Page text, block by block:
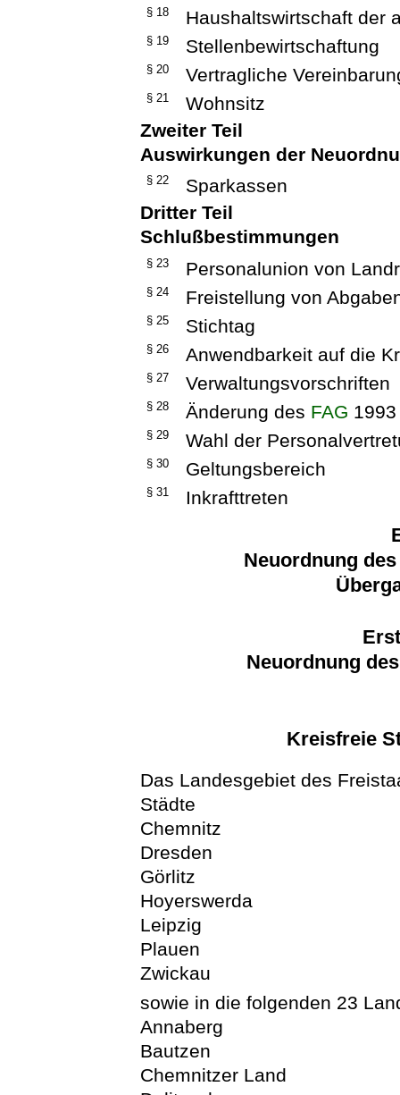
§ 18 Haushaltswirtschaft der
§ 19 Stellenbewirtschaftung
§ 20 Vertragliche
§ 21
Wohnsitz
Zweiter Teil
Auswirkungen der
§ 22
Sparkassen
Dritter Teil
Schlußbestimmungen
§ 23 Personalunion von
§ 24 Freistellung von
§ 25 Stichtag
§ 26 Anwendbarkeit auf die
§ 27 Verwaltungsvorschriften
§ 28 Änderung des FAG 1993
§ 29 Wahl der
§ 30 Geltungsbereich
§ 31 Inkrafttreten
Neuordnung
Neuordnung
Kreisfreie
Das Landesgebiet des
Städte
Chemnitz
Dresden
Görlitz
Hoyerswerda
Leipzig
Plauen
Zwickau
sowie in die folgenden 23
Annaberg
Bautzen
Chemnitzer Land